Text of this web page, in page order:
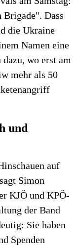
Brigade". Dass
die Ukraine
Namen eine
wo erst am
mehr als 50
und
auf
Simon
KJÖ und KPÖ-
der Band
Sie haben
Spenden